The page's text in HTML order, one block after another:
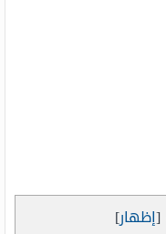
[إظهار]